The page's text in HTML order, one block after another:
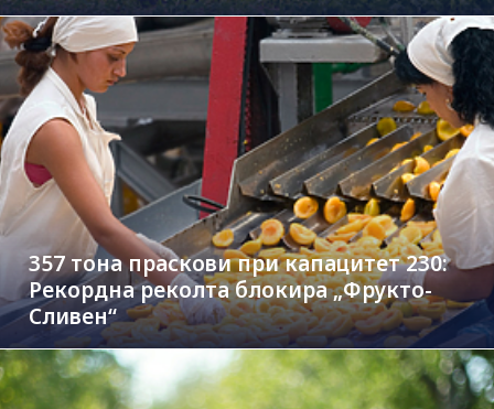
357 тона праскови при капацитет 230:
Рекордна реколта блокира „Фрукто-
Сливен“